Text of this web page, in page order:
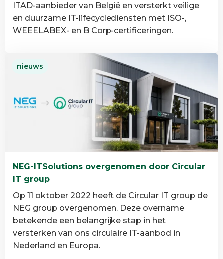
ITAD-aanbieder van België en versterkt veilige
en duurzame IT-lifecyclediensten met ISO-,
WEEELABEX- en B Corp-certificeringen.
meer
Circular
gecertificeerde
ITAD-
aanbieder
van
België
nieuws
NEG-ITSolutions overgenomen door Circular
IT group
Op 11 oktober 2022 heeft de Circular IT group de
NEG group overgenomen. Deze overname
betekende een belangrijke stap in het
versterken van ons circulaire IT-aanbod in
Nederland en Europa.